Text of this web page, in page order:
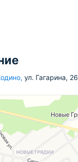
, ул. Гагарина,